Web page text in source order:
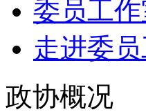
委员工
走进委
政协概况